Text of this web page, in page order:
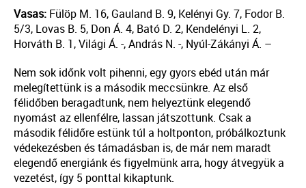
Vasas: Fülöp M. 16, Gauland B. 9, Kelényi Gy. 7, Fodor B.
5/3, Lovas B. 5, Don Á. 4, Bató D. 2, Kendelényi L. 2,
Horváth B. 1, Világi Á. -, András N. -, Nyúl-Zákányi Á. –
Nem sok időnk volt pihenni, egy gyors ebéd után már
melegítettünk is a második meccsünkre. Az első
félidőben beragadtunk, nem helyeztünk elegendő
nyomást az ellenfélre, lassan játszottunk. Csak a
második félidőre estünk túl a holtponton, próbálkoztunk
védekezésben és támadásban is, de már nem maradt
elegendő energiánk és figyelmünk arra, hogy átvegyük a
vezetést, így 5 ponttal kikaptunk.